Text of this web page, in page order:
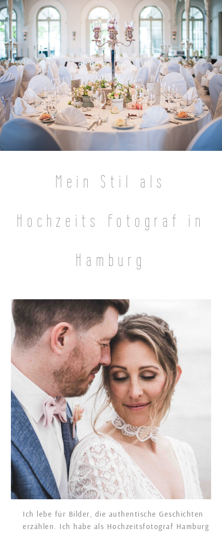
Mein Stil als
Hochzeits Fotograf in
Hamburg
Ich lebe für Bilder, die authentische Geschichten
erzählen. Ich habe als Hochzeitsfotograf Hamburg